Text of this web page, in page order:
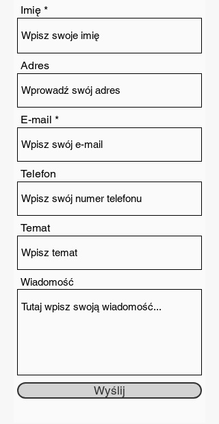
Imię
Adres
E-mail
Telefon
Temat
Wiadomość
Wyślij